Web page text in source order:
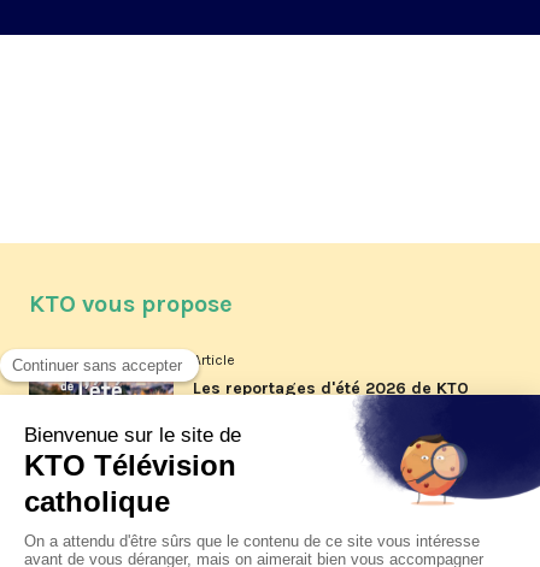
KTO vous propose
Article
Les reportages d'été 2026 de KTO
Article
La visite pastorale du pape Léon
jeudi 6 août